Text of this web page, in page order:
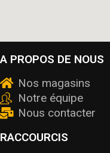
A PROPOS DE NOUS
Nos magasins
Notre équipe
Nous contacter
RACCOURCIS